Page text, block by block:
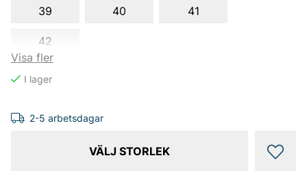
Visa fler
39 40 41
42
2-5 arbetsdagar
VÄLJ STORLEK